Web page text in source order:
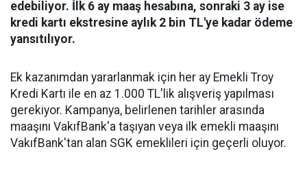
edebiliyor. İlk 6 ay maaş hesabına, sonraki 3 ay ise
kredi kartı ekstresine aylık 2 bin TL'ye kadar ödeme
yansıtılıyor.
Ek kazanımdan yararlanmak için her ay Emekli Troy
Kredi Kartı ile en az 1.000 TL'lik alışveriş yapılması
gerekiyor. Kampanya, belirlenen tarihler arasında
maaşını VakıfBank'a taşıyan veya ilk emekli maaşını
VakıfBank'tan alan SGK emeklileri için geçerli oluyor.